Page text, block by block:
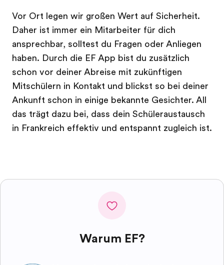
Vor Ort legen wir großen Wert auf Sicherheit.
Daher ist immer ein Mitarbeiter für dich
ansprechbar, solltest du Fragen oder Anliegen
haben. Durch die EF App bist du zusätzlich
schon vor deiner Abreise mit zukünftigen
Mitschülern in Kontakt und blickst so bei deiner
Ankunft schon in einige bekannte Gesichter. All
das trägt dazu bei, dass dein Schüleraustausch
in Frankreich effektiv und entspannt zugleich ist.
Warum EF?